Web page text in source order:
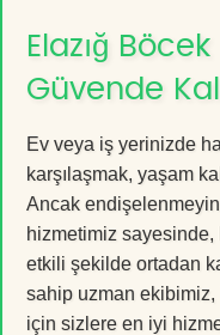
Elazığ
Güvende
Ev veya iş yerinizde
karşılaşmak, yaşam
Ancak
hizmetimiz sayesinde,
etkili şekilde ortadan
sahip uzman ekibimiz,
için sizlere en iyi